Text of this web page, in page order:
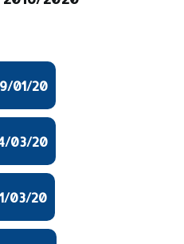
01/20
03/20
03/20